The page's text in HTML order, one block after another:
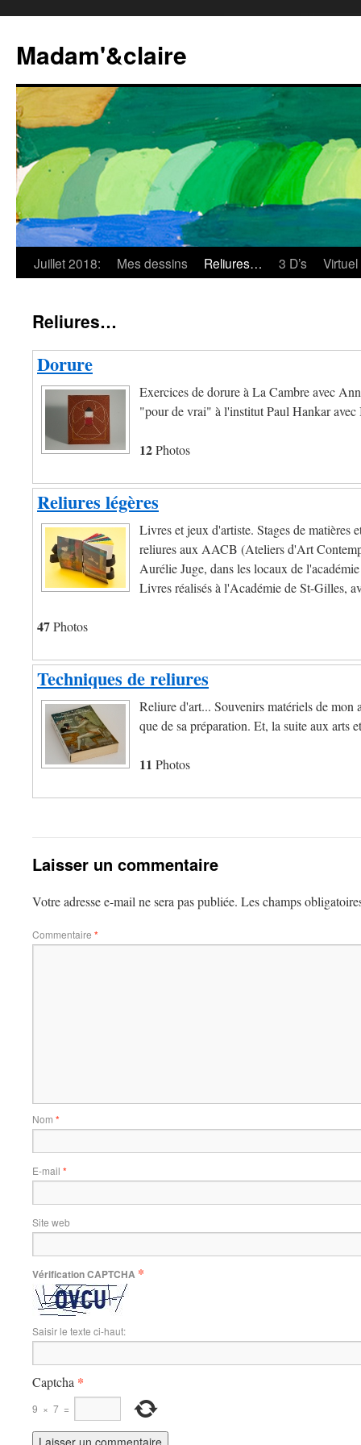
Madam'&claire
Juillet 2018: Mes dessins Reliures… 3 D’s Virtuel
Reliures…
Dorure
Exercices de dorure à La Cambre avec
"pour de vrai" à l'institut Paul Hankar avec
12Photos
Reliures légères
Livres et jeux d'artiste. Stages de matières
reliures aux AACB (Ateliers d'Art
Aurélie Juge, dans les locaux de
Livres réalisés à l'Académie de St-Gilles,
47Photos
Techniques de reliures
Reliure d'art... Souvenirs matériels de mon
que de sa préparation. Et, la suite aux arts
11 Photos
Laisser un commentaire
Votre adresse e-mail ne sera pas publiée. Les champs
Commentaire *
Nom *
E-mail *
Site web
Vérification CAPTCHA *
Saisir le texte ci-haut:
Captcha *
9 × 7 =